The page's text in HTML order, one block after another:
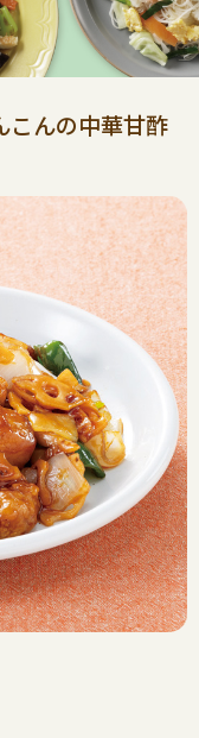
こんの中華甘酢